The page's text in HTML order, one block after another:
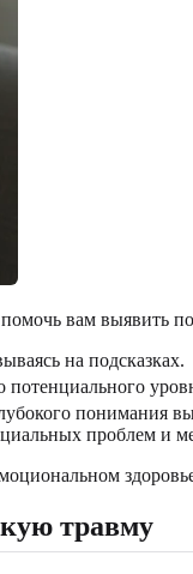
вам
на подсказках.
понимания
проблем и
травму